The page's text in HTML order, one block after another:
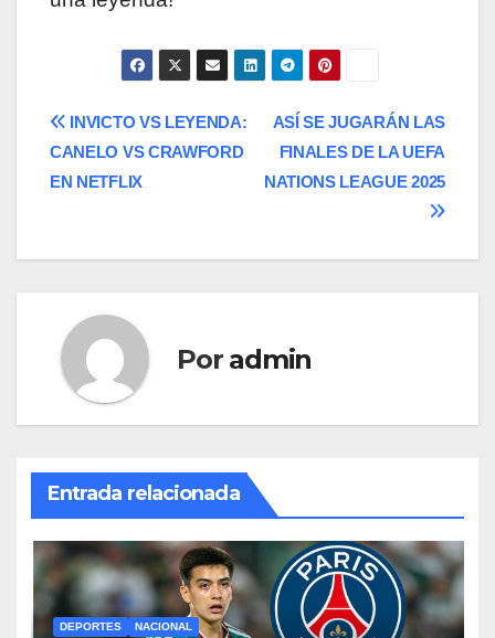
Navegación
de
ASÍ SE JUGARÁN LAS
FINALES DE LA UEFA
NATIONS LEAGUE 2025
INVICTO VS LEYENDA:
CANELO VS CRAWFORD
EN NETFLIX
Por admin
Entrada relacionada
DEPORTES NACIONAL